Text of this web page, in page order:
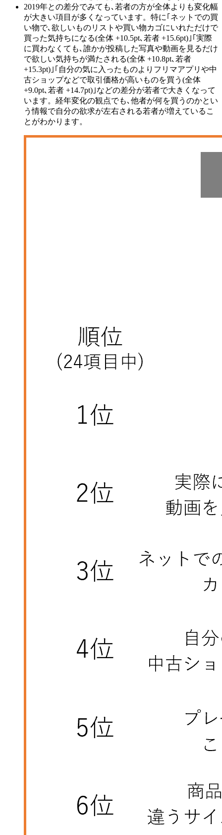
2019年との差分でみても､若者の方が全体よりも変化幅
が大きい項目が多くなっています。特に｢ネットでの買
い物で､欲しいものリストや買い物カゴにいれただけで
買った気持ちになる(全体 +10.5pt､若者 +15.6pt)｣｢実際
に買わなくても､誰かが投稿した写真や動画を見るだけ
で欲しい気持ちが満たされる(全体 +10.8pt､若者
+15.3pt)｣｢自分の気に入ったものよりフリマアプリや中
古ショップなどで取引価格が高いものを買う(全体
+9.0pt､若者 +14.7pt)｣などの差分が若者で大きくなって
います。経年変化の観点でも､他者が何を買うのかとい
う情報で自分の欲求が左右される若者が増えているこ
とがわかります。